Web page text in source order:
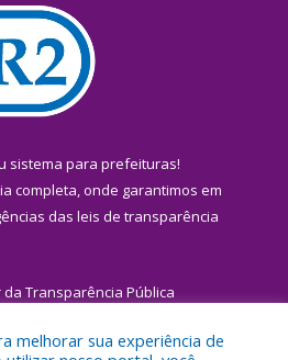
sistema para prefeituras!
completa, onde garantimos em
das leis de transparência
da Transparência Pública
melhorar sua experiência de